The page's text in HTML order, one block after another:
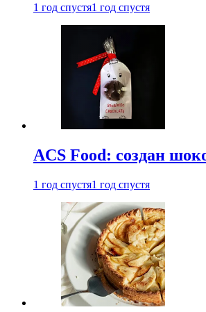
1 год спустя1 год спустя
ACS Food: создан
1 год спустя1 год спустя